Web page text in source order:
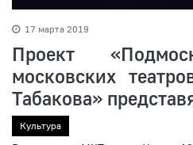
17 марта 2019
Проект
московских
Табакова»
Культура